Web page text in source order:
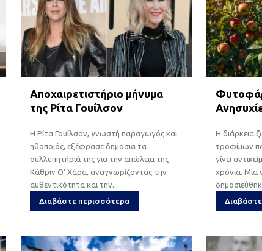
Αποχαιρετιστήριο μήνυμα
της Ρίτα Γουίλσον
Η Ρίτα Γουίλσον, γνωστή παραγωγός και
ηθοποιός, εξέφρασε δημόσια τα
συλλυπητήριά της για την απώλεια της
Κάθριν Ο' Χάρα, αναγνωρίζοντας την
αυθεντικότητα και την...
Διαβάστε περισσότερα
Η διάρκεια
τροφίμων
γίνει
χρόνια.